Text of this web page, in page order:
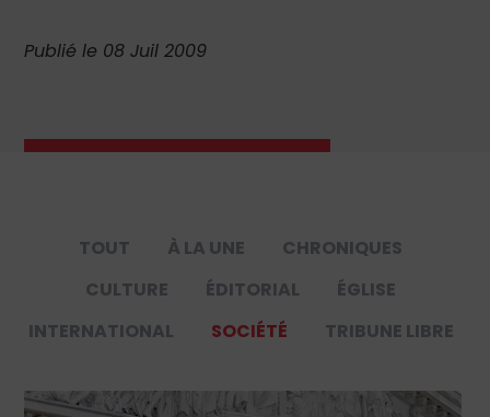
Publié le 08 Juil 2009
TOUT À LA UNE
CHRONIQUES
CULTURE
ÉDITORIAL
ÉGLISE
INTERNATIONAL
SOCIÉTÉ TRIBUNE LIBRE